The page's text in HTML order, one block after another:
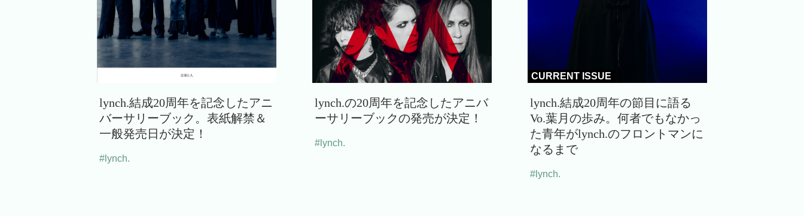
lynch.結成20周年を記念したアニ
バーサリーブック。表紙解禁＆
一般発売日が決定！
#lynch.
lynch.の20周年を記念したアニバ
ーサリーブックの発売が決定！
#lynch.
CURRENT ISSUE
lynch.結成20周年の節目に語る
Vo.葉月の歩み。何者でもなかっ
た青年がlynch.のフロントマンに
なるまで
#lynch.